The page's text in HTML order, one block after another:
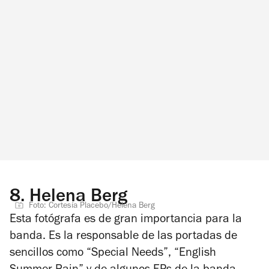
8. Helena Berg
Foto: Cortesía Placebo/Helena Berg
Esta fotógrafa es de gran importancia para la
banda. Es la responsable de las portadas de
sencillos como “Special Needs”, “English